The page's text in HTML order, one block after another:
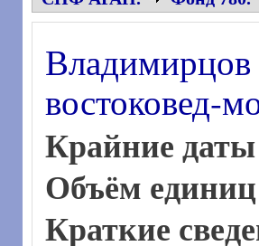
востоковед-
Крайние
Объём
Краткие